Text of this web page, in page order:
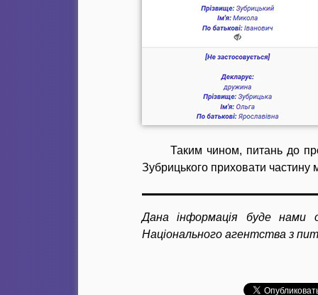
Таким чином, питань до
Зубрицького приховати частину
Дана інформація буде нами
Національного агентства з